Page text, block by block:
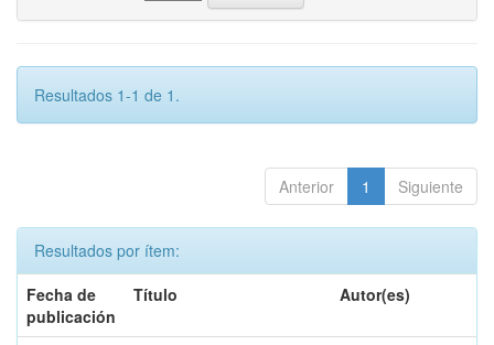
Resultados 1-1 de 1.
Anterior 1 Siguiente
Resultados por ítem:
Fecha de
publicación
Título Autor(es)